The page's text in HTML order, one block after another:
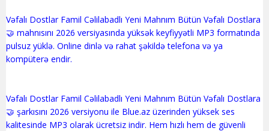
Vəfalı Dostlar Famil Cəlilabadlı Yeni Mahnım Bütün Vəfalı Dostlara
🤝 mahnısını 2026 versiyasında yüksək keyfiyyətli MP3 formatında
pulsuz yüklə. Online dinlə və rahat şəkildə telefona və ya
kompüterə endir.
Vəfalı Dostlar Famil Cəlilabadlı Yeni Mahnım Bütün Vəfalı Dostlara
🤝 şarkısını 2026 versiyonu ile Blue.az üzerinden yüksek ses
kalitesinde MP3 olarak ücretsiz indir. Hem hızlı hem de güvenli